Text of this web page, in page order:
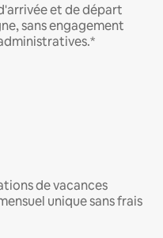
et de départ
sans engagement
de vacances
unique sans frais